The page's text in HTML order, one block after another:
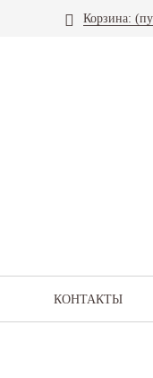
Корзина:
КОНТАКТЫ